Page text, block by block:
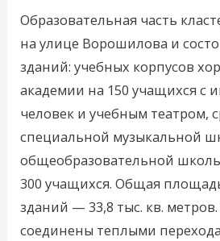
Образовательная часть
на улице Ворошилова и
зданий: учебных корпусов
академии на 150 учащихся с
человек и учебным театром,
специальной музыкальной
общеобразовательной
300 учащихся. Общая
зданий — 33,8 тыс. кв. метров.
соединены теплыми